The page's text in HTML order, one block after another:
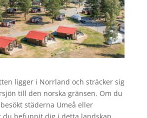
ligger i Norrland och sträcker sig
till den norska gränsen. Om du
städerna Umeå eller